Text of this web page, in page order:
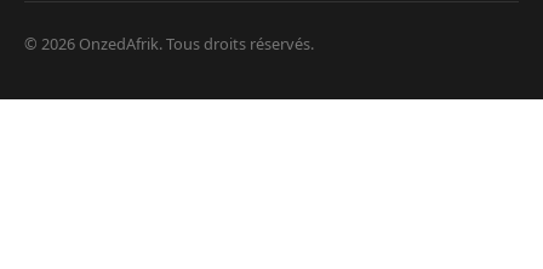
© 2026 OnzedAfrik. Tous droits réservés.